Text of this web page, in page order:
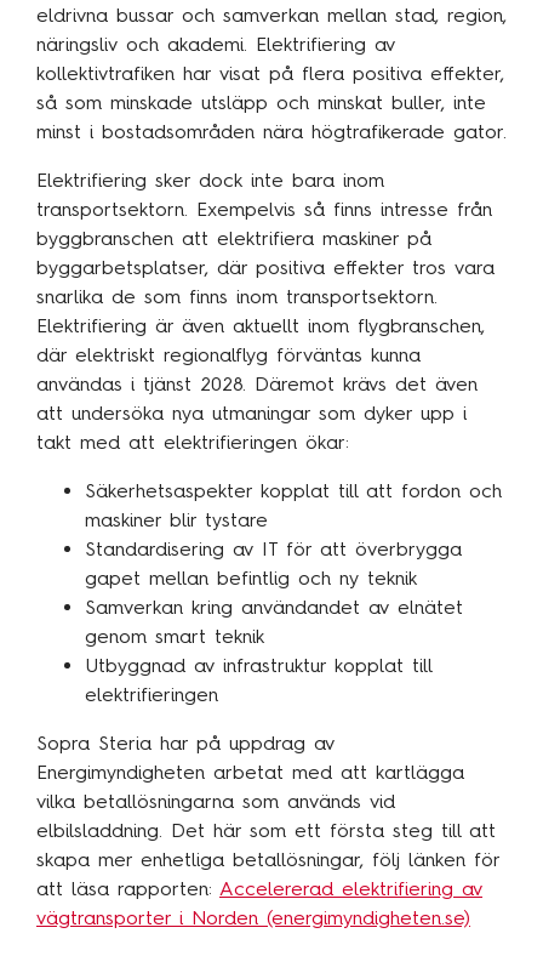
eldrivna bussar och samverkan mellan stad, region,
näringsliv och akademi. Elektrifiering av
kollektivtrafiken har visat på flera positiva effekter,
så som minskade utsläpp och minskat buller, inte
minst i bostadsområden nära högtrafikerade gator.
Elektrifiering sker dock inte bara inom
transportsektorn. Exempelvis så finns intresse från
byggbranschen att elektrifiera maskiner på
byggarbetsplatser, där positiva effekter tros vara
snarlika de som finns inom transportsektorn.
Elektrifiering är även aktuellt inom flygbranschen,
där elektriskt regionalflyg förväntas kunna
användas i tjänst 2028. Däremot krävs det även
att undersöka nya utmaningar som dyker upp i
takt med att elektrifieringen ökar:
Säkerhetsaspekter kopplat till att fordon och
maskiner blir tystare
Standardisering av IT för att överbrygga
gapet mellan befintlig och ny teknik
Samverkan kring användandet av elnätet
genom smart teknik
Utbyggnad av infrastruktur kopplat till
elektrifieringen
Sopra Steria har på uppdrag av
Energimyndigheten arbetat med att kartlägga
vilka betallösningarna som används vid
elbilsladdning. Det här som ett första steg till att
skapa mer enhetliga betallösningar, följ länken för
att läsa rapporten: Accelererad elektrifiering av
vägtransporter i Norden (energimyndigheten.se)